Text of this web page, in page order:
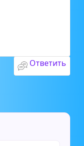
Ответить